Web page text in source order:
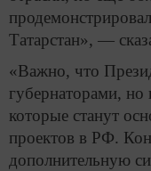
Татарстан», —
«Важно, что
губернаторами, но
которые станут
проектов в РФ.
дополнительную